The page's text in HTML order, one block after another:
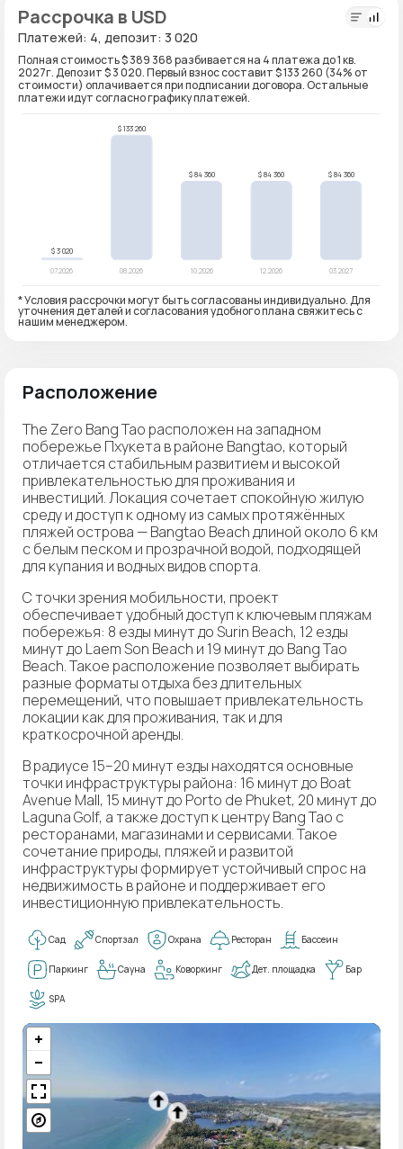
Рассрочка в USD
Платежей: 4, депозит: 3 020
Полная стоимость $ 389 368 разбивается на 4 платежа до 1 кв.
2027г. Депозит $ 3 020. Первый взнос составит $ 133 260 (34% от
стоимости) оплачивается при подписании договора. Остальные
платежи идут согласно графику платежей.
* Условия рассрочки могут быть согласованы индивидуально. Для
уточнения деталей и согласования удобного плана свяжитесь с
нашим менеджером.
Расположение
The Zero Bang Tao расположен на западном
побережье Пхукета в районе Bangtao, который
отличается стабильным развитием и высокой
привлекательностью для проживания и
инвестиций. Локация сочетает спокойную жилую
среду и доступ к одному из самых протяжённых
пляжей острова — Bangtao Beach длиной около 6 км
с белым песком и прозрачной водой, подходящей
для купания и водных видов спорта.
С точки зрения мобильности, проект
обеспечивает удобный доступ к ключевым пляжам
побережья: 8 езды минут до Surin Beach, 12 езды
минут до Laem Son Beach и 19 минут до Bang Tao
Beach. Такое расположение позволяет выбирать
разные форматы отдыха без длительных
перемещений, что повышает привлекательность
локации как для проживания, так и для
краткосрочной аренды.
В радиусе 15–20 минут езды находятся основные
точки инфраструктуры района: 16 минут до Boat
Avenue Mall, 15 минут до Porto de Phuket, 20 минут до
Laguna Golf, а также доступ к центру Bang Tao с
ресторанами, магазинами и сервисами. Такое
сочетание природы, пляжей и развитой
инфраструктуры формирует устойчивый спрос на
недвижимость в районе и поддерживает его
инвестиционную привлекательность.
Сад Спортзал Охрана Ресторан Бассеин
Паркинг Сауна Коворкинг Дет. площадка Бар
SPA